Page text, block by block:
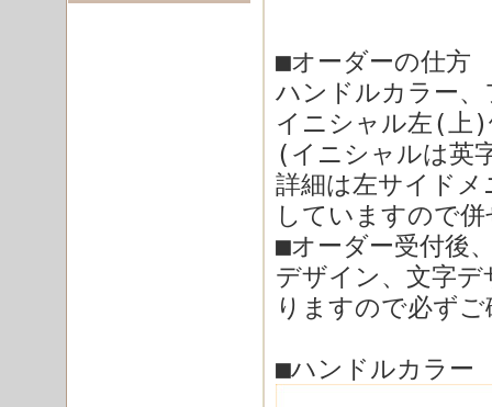
■オーダーの仕方
ハンドルカラー
イニシャル左(上
(イニシャルは英
詳細は左サイド
していますので
■オーダー受付後
デザイン、文字
りますので必ず
■ハンドルカラー